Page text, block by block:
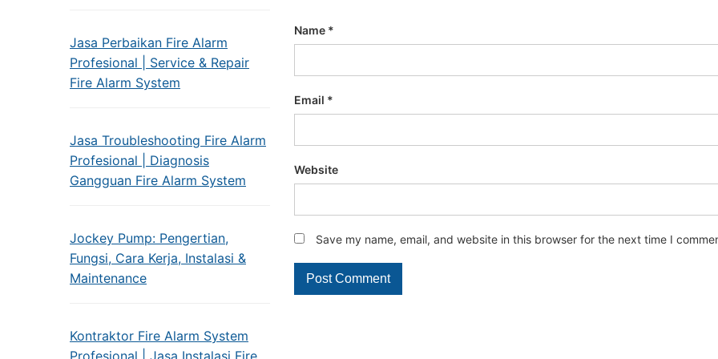
Jasa Perbaikan Fire Alarm
Profesional | Service & Repair
Fire Alarm System
Jasa Troubleshooting Fire Alarm
Profesional | Diagnosis
Gangguan Fire Alarm System
Jockey Pump: Pengertian,
Fungsi, Cara Kerja, Instalasi &
Maintenance
Kontraktor Fire Alarm System
Profesional | Jasa Instalasi Fire
Name *
Email *
Website
Save my name, email, and website in this browser for the next time I